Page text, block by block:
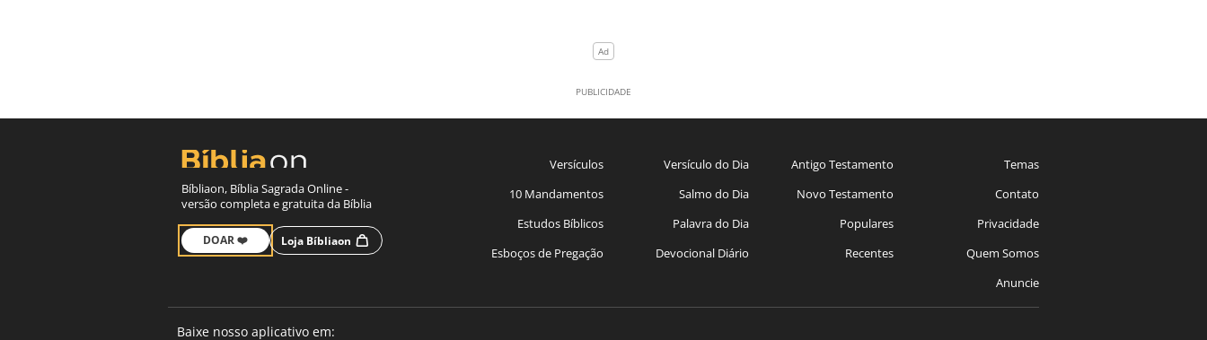
Bíbliaon, Bíblia Sagrada Online -
versão completa e gratuita da Bíblia
DOAR ❤️ Loja Bíbliaon
Versículos
10 Mandamentos
Estudos Bíblicos
Esboços de Pregação
Versículo do Dia
Salmo do Dia
Palavra do Dia
Devocional Diário
Antigo Testamento
Novo Testamento
Populares
Recentes
Temas
Contato
Privacidade
Quem Somos
Anuncie
Baixe nosso aplicativo em: